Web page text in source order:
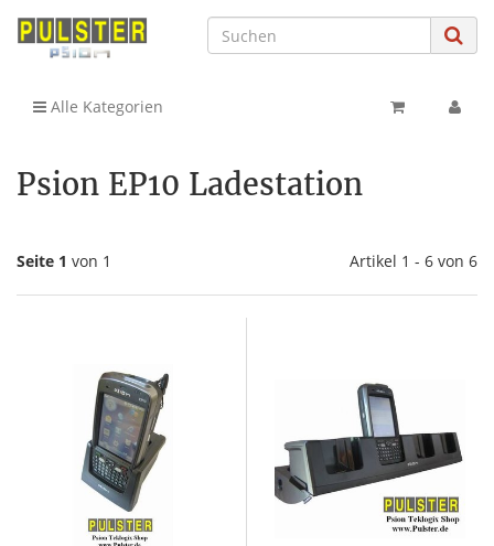
Alle Kategorien
Psion EP10 Ladestation
Seite 1 von 1 Artikel 1 - 6 von 6